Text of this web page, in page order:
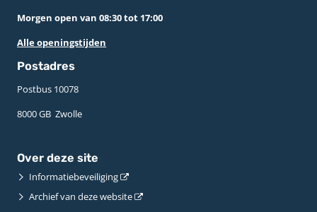
Morgen open van 08:30 tot 17:00
Alle openingstijden
Postadres
Postbus 10078 ­
8000 GB ­ Zwolle
Over deze site
Informatiebeveiliging
Archief van deze website